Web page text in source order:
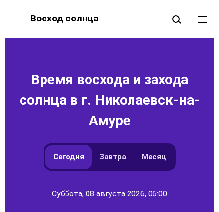
Восход солнца
Время восхода и захода
солнца в г. Николаевск-на-
Амуре
Сегодня Завтра Месяц
Суббота, 08 августа 2026, 06:00